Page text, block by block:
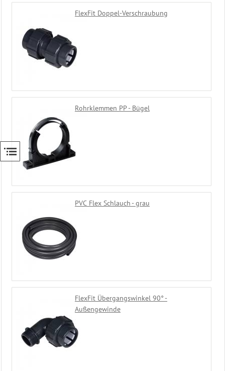
FlexFit Doppel-Verschraubung
Rohrklemmen PP - Bügel
PVC Flex Schlauch - grau
FlexFit Übergangswinkel 90° -
Außengewinde
Freizeitliege